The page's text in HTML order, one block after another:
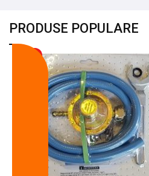
PRODUSE POPULARE